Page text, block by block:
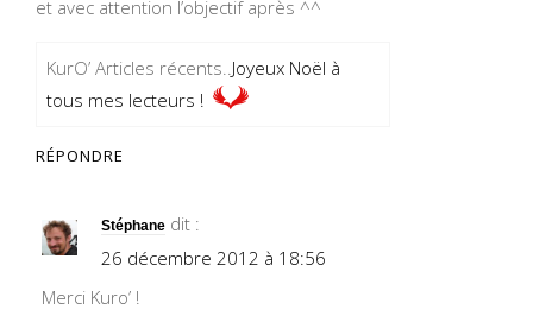
et avec attention l’objectif après ^^
KurO’ Articles récents..Joyeux Noël à
tous mes lecteurs !
RÉPONDRE
Stéphane dit :
26 décembre 2012 à 18:56
Merci Kuro’ !